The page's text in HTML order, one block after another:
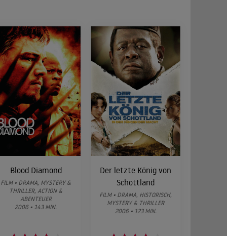
Blood Diamond
FILM • DRAMA, MYSTERY &
THRILLER, ACTION &
ABENTEUER
2006 • 143 MIN.
Der letzte König von
Schottland
FILM • DRAMA, HISTORISCH,
MYSTERY & THRILLER
2006 • 123 MIN.